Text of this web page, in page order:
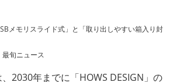
メモリスライド式」と「取り出しやすい箱入り封
旬ニュース
2030年までに「HOWS DESIGN」の